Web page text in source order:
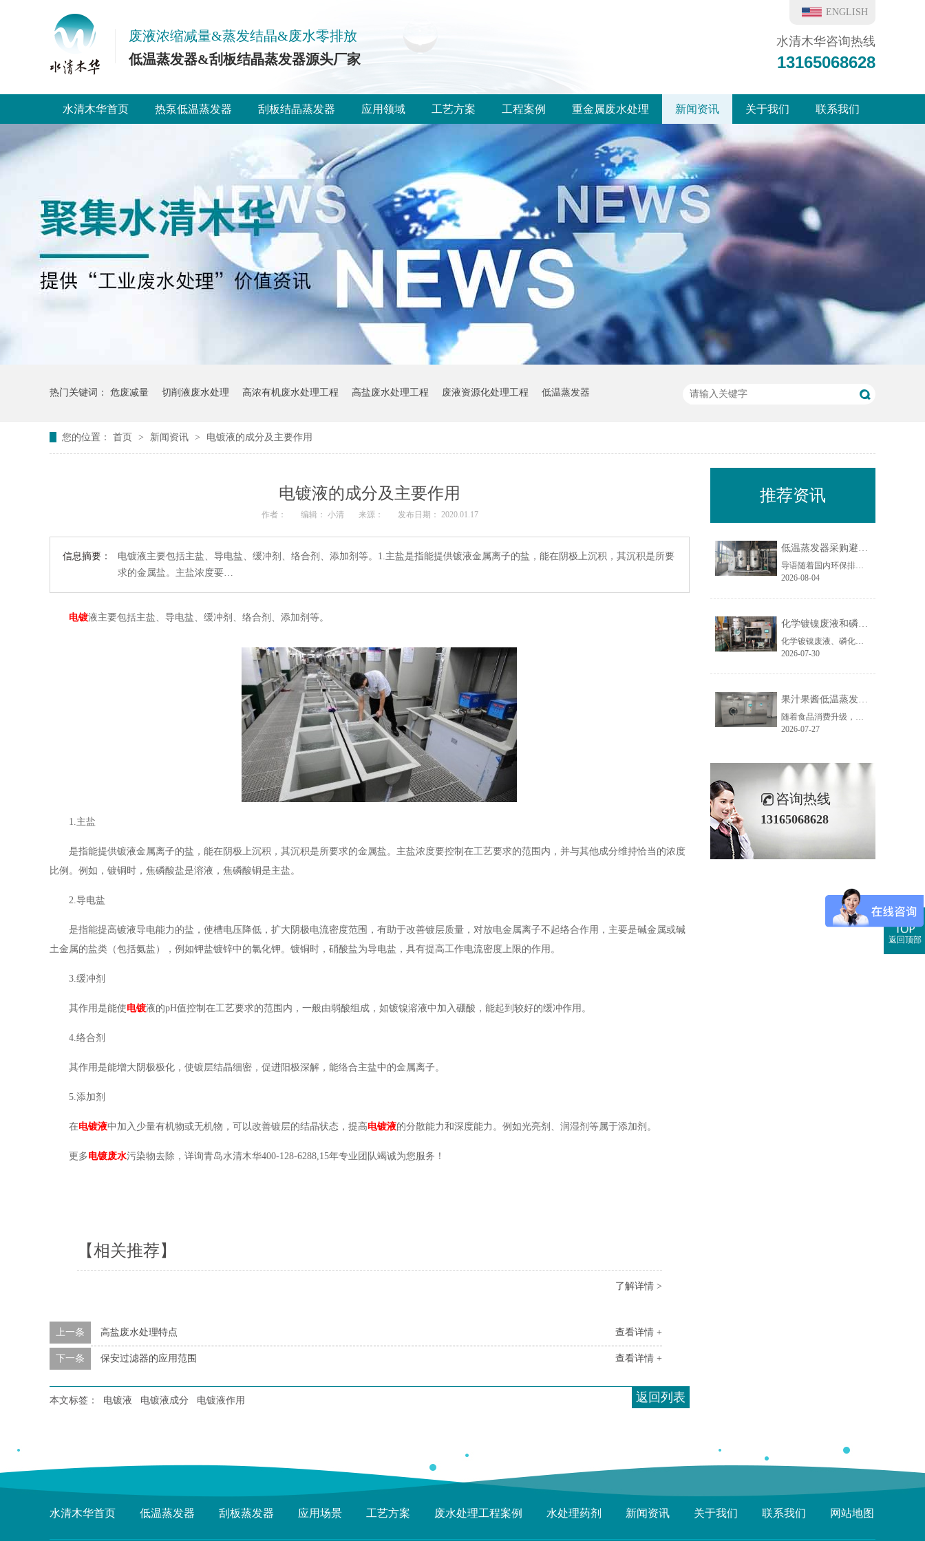
废液浓缩减量&蒸发结晶&废水零排放
低温蒸发器&刮板结晶蒸发器源头厂家
ENGLISH
水清木华咨询热线
13165068628
水清木华首页 热泵低温蒸发器 刮板结晶蒸发器 应用领域 工艺方案 工程案例 重金属废水处理 新闻资讯 关于我们 联系我们
热门关键词： 危废减量 切削液废水处理 高浓有机废水处理工程 高盐废水处理工程 废液资源化处理工程 低温蒸发器
您的位置： 首页 > 新闻资讯 > 电镀液的成分及主要作用
电镀液的成分及主要作用
作者： 编辑： 小清 来源： 发布日期： 2020.01.17
信息摘要：
电镀液主要包括主盐、导电盐、缓冲剂、络合剂、添加剂等。1.主盐是指能提供镀液金属离子的盐，能在阴极上沉积，其沉积是所要
求的金属盐。主盐浓度要…
电镀液主要包括主盐、导电盐、缓冲剂、络合剂、添加剂等。
1.主盐
是指能提供镀液金属离子的盐，能在阴极上沉积，其沉积是所要求的金属盐。主盐浓度要控制在工艺要求的范围内，并与其他成分维持恰当的浓度
比例。例如，镀铜时，焦磷酸盐是溶液，焦磷酸铜是主盐。
2.导电盐
是指能提高镀液导电能力的盐，使槽电压降低，扩大阴极电流密度范围，有助于改善镀层质量，对放电金属离子不起络合作用，主要是碱金属或碱
土金属的盐类（包括氨盐），例如钾盐镀锌中的氯化钾。镀铜时，硝酸盐为导电盐，具有提高工作电流密度上限的作用。
3.缓冲剂
其作用是能使电镀液的pH值控制在工艺要求的范围内，一般由弱酸组成，如镀镍溶液中加入硼酸，能起到较好的缓冲作用。
4.络合剂
其作用是能增大阴极极化，使镀层结晶细密，促进阳极深解，能络合主盐中的金属离子。
5.添加剂
在电镀液中加入少量有机物或无机物，可以改善镀层的结晶状态，提高电镀液的分散能力和深度能力。例如光亮剂、润湿剂等属于添加剂。
更多电镀废水污染物去除，详询青岛水清木华400-128-6288,15年专业团队竭诚为您服务！
【相关推荐】
了解详情 >
查看详情 +
上一条 高盐废水处理特点
查看详情 +
下一条 保安过滤器的应用范围
返回列表
本文标签： 电镀液 电镀液成分 电镀液作用
推荐资讯
低温蒸发器采购避坑指南：工业废水蒸发设备选型10大坑
导语随着国内环保排放标准持续收紧，工业废液减量、资源化回用与废水零排放（ZLD）成为制造企业的刚性需求，低温蒸发器凭借低温负压运行、能耗可控、适配场景广的特点，被广泛应用于电镀、化工、机械加工、食品加工等行业的废水处理场景。尤其在制造业密集区域，越来越多企业选择低温蒸发器实现废水减量化与水资源回......
2026-08-04
化学镀镍废液和磷化废液如何降低危废处置成本？2 吨/天低温蒸发案例年节省超100万
化学镀镍废液、磷化废液处理成本越来越高，企业如何降低危废处置费用？随着环保监管不断加强，金属表面处理行业产生的化学镀镍废液、磷化废液、电镀废液等高浓度废液，通常被列为危险废物，需要委托具有资质的单位进行处置。近年来，危废委外价格持续上涨，对于每天都会产生高浓度废液的企业而言，委外处置费用已经成......
2026-07-30
果汁果酱低温蒸发浓缩设备选型指南：六大核心因素全面解析
随着食品消费升级，NFC果汁、天然果酱、鲜果浆等高附加值果蔬制品的市场需求持续增长，终端市场对产品的天然风味、原生色泽与营养保留度提出了更高要求。低温真空蒸发浓缩技术凭借30℃以下温和提浓的技术优势，成为热敏性食品物料浓缩的主流方案，而选对适配的低温蒸发设备，是保障产品品质、提升生产效益的关键。在......
2026-07-27
咨询热线
13165068628
水清木华首页 低温蒸发器 刮板蒸发器 应用场景 工艺方案 废水处理工程案例 水处理药剂 新闻资讯 关于我们 联系我们 网站地图
返回顶部